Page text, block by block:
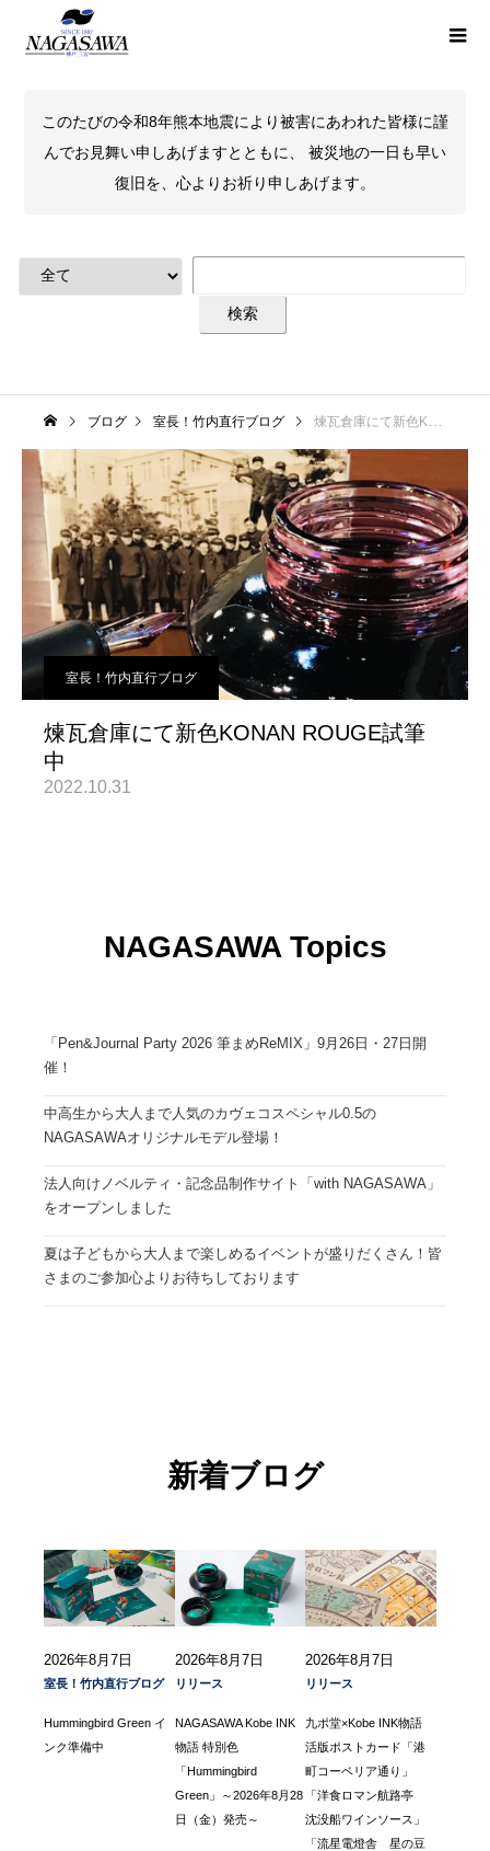
このたびの令和8年熊本地震により被害にあわれた皆様に謹
んでお見舞い申しあげますとともに、 被災地の一日も早い
復旧を、心よりお祈り申しあげます。
ブログ 室長！竹内直行ブログ 煉瓦倉庫にて新色KONAN ROUGE試筆中
室長！竹内直行ブログ
煉瓦倉庫にて新色KONAN ROUGE試筆
中
2022.10.31
NAGASAWA Topics
「Pen&Journal Party 2026 筆まめReMIX」9月26日・27日開
催！
中高生から大人まで人気のカヴェコスペシャル0.5の
NAGASAWAオリジナルモデル登場！
法人向けノベルティ・記念品制作サイト「with NAGASAWA」
をオープンしました
夏は子どもから大人まで楽しめるイベントが盛りだくさん！皆
さまのご参加心よりお待ちしております
新着ブログ
2026年8月7日
室長！竹内直行ブログ
Hummingbird Green イ
ンク準備中
2026年8月7日
リリース
NAGASAWA Kobe INK
物語 特別色
「Hummingbird
Green」～2026年8月28
日（金）発売～
2026年8月7日
リリース
九ポ堂×Kobe INK物語
活版ポストカード「港
町コーベリア通り」
「洋食ロマン航路亭
沈没船ワインソース」
「流星電燈舎 星の豆